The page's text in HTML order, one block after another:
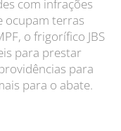
com infrações
ocupam terras
o frigorífico JBS
para prestar
para
para o abate.